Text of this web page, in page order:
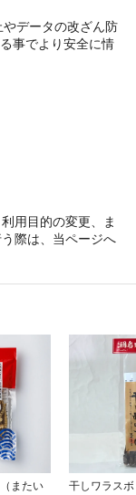
データの改ざん防
事でより安全に情
用目的の変更、ま
際は、当ページへ
またい
干しワラス